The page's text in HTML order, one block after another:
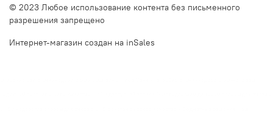
© 2023 Любое использование контента без письменного
разрешения запрещено
Интернет-магазин создан на inSales